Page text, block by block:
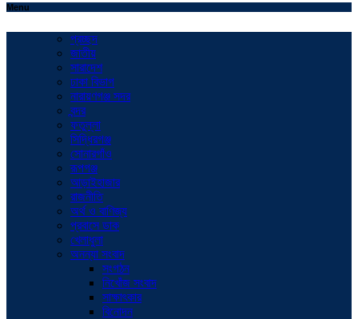
Menu
প্রচ্ছদ
জাতীয়
সারাদেশ
ঢাকা বিভাগ
নারায়ণগঞ্জ সদর
বন্দর
ফতুল্লা
সিদ্ধিরগঞ্জ
সোনারগাঁও
রূপগঞ্জ
আড়াইহাজার
রাজনীতি
অর্থ ও বাণিজ্য
প্রবাসে ডাক
খেলাধুলা
অনন্যা সংবাদ
সংগঠন
নিখোঁজ সংবাদ
সাক্ষাৎকার
বিনোদন